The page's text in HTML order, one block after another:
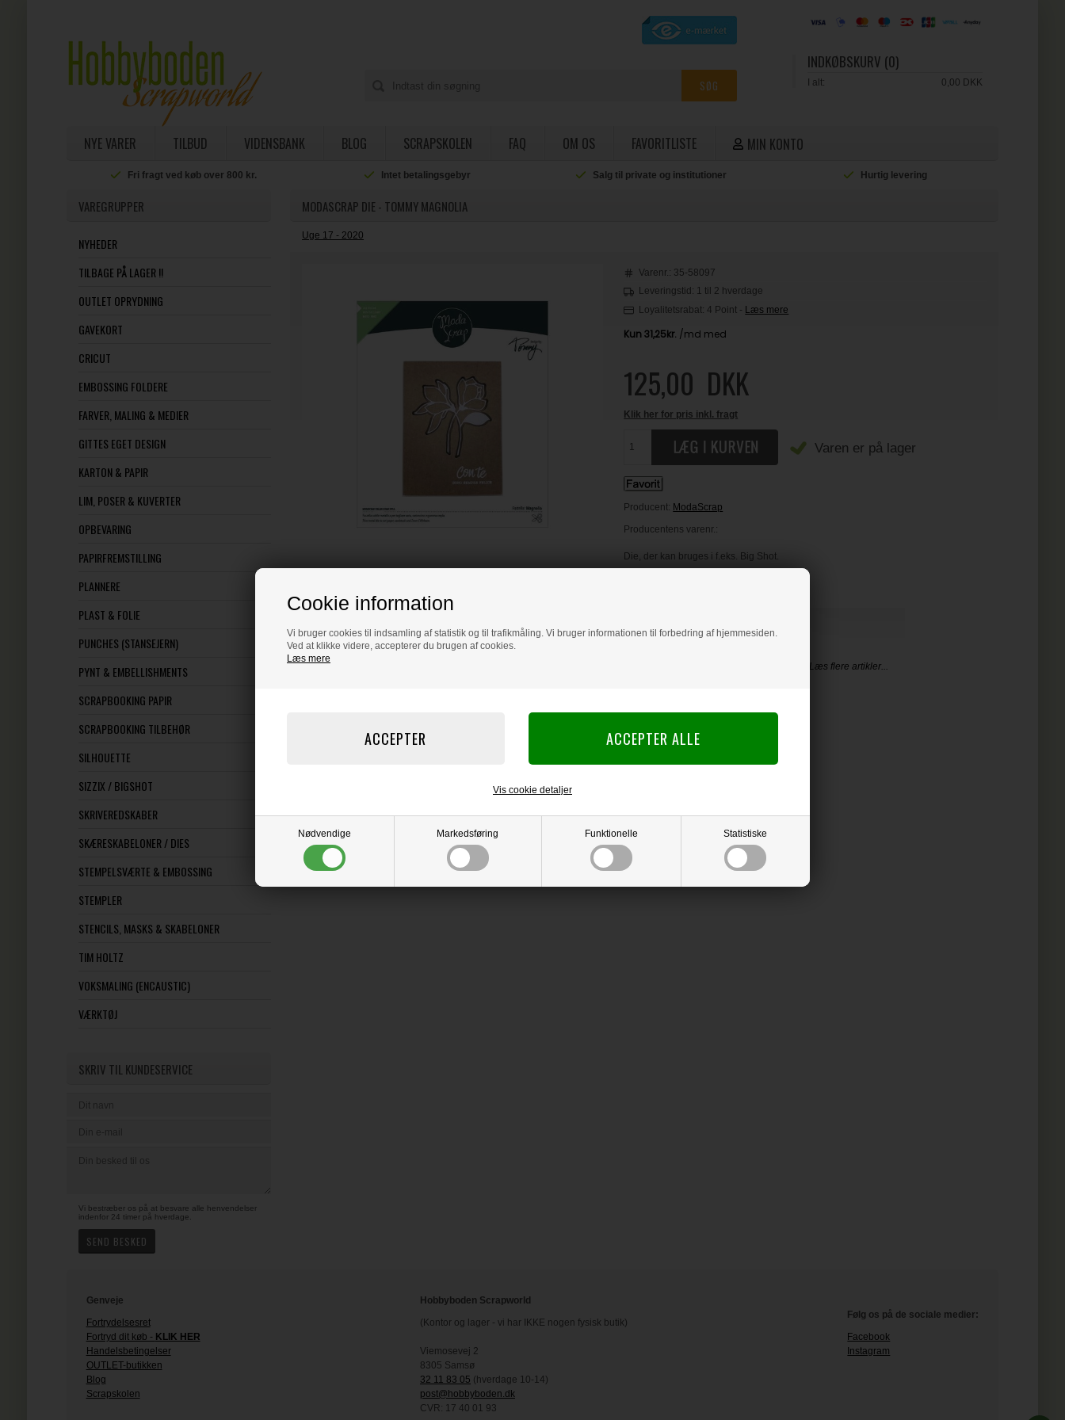
Cookie information
Vi bruger cookies til indsamling af statistik og til trafikmåling. Vi bruger informationen til forbedring af hjemmesiden.
Ved at klikke videre, accepterer du brugen af cookies.
Læs mere
Nødvendige Markedsføring Funktionelle Statistiske
Vis cookie detaljer
INDKØBSKURV (0)
I alt: 0,00 DKK
NYE VARER TILBUD VIDENSBANK BLOG SCRAPSKOLEN FAQ OM OS FAVORITLISTE MIN KONTO
Fri fragt ved køb over 800 kr. Intet betalingsgebyr Salg til private og institutioner Hurtig levering
VAREGRUPPER
NYHEDER
TILBAGE PÅ LAGER !!
OUTLET OPRYDNING
GAVEKORT
CRICUT
EMBOSSING FOLDERE
FARVER, MALING & MEDIER
GITTES EGET DESIGN
KARTON & PAPIR
LIM, POSER & KUVERTER
OPBEVARING
PAPIRFREMSTILLING
PLANNERE
PLAST & FOLIE
PUNCHES (STANSEJERN)
PYNT & EMBELLISHMENTS
SCRAPBOOKING PAPIR
SCRAPBOOKING TILBEHØR
SILHOUETTE
SIZZIX / BIGSHOT
SKRIVEREDSKABER
SKÆRESKABELONER / DIES
STEMPELSVÆRTE & EMBOSSING
STEMPLER
STENCILS, MASKS & SKABELONER
TIM HOLTZ
VOKSMALING (ENCAUSTIC)
VÆRKTØJ
SKRIV TIL KUNDESERVICE
Vi bestræber os på at besvare alle henvendelser
indenfor 24 timer på hverdage.
MODASCRAP DIE - TOMMY MAGNOLIA
Uge 17 - 2020
Varenr.: 35-58097
Leveringstid: 1 til 2 hverdage
Loyalitetsrabat: 4 Point - Læs mere
125,00 DKK
Klik her for pris inkl. fragt
Varen er på lager
Producent: ModaScrap
Producentens varenr.:
Die, der kan bruges i f.eks. Big Shot.
LÆS OG BLIV INSPIRERET
Læs flere artikler...
Genveje
Fortrydelsesret
Fortryd dit køb - KLIK HER
Handelsbetingelser
OUTLET-butikken
Blog
Scrapskolen
Hobbyboden Scrapworld
(Kontor og lager - vi har IKKE nogen fysisk butik)
Viemosevej 2
8305 Samsø
32 11 83 05 (hverdage 10-14)
post@hobbyboden.dk
CVR: 17 40 01 93
Følg os på de sociale medier:
Facebook
Instagram